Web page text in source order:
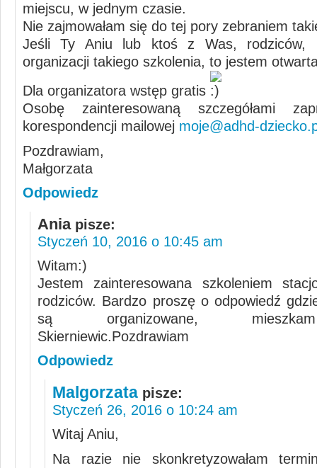
miejscu, w jednym czasie.
Nie zajmowałam się do tej pory zebraniem
Jeśli Ty Aniu lub ktoś z Was, rodziców,
organizacji takiego szkolenia, to jestem
Dla organizatora wstęp gratis
Osobę zainteresowaną szczegółami
korespondencji mailowej moje@adhd-
Pozdrawiam,
Małgorzata
Odpowiedz
Ania pisze:
Styczeń 10, 2016 o 10:45 am
Witam:)
Jestem zainteresowana szkoleniem
rodziców. Bardzo proszę o odpowiedź
są organizowane,
Skierniewic.Pozdrawiam
Odpowiedz
Malgorzata pisze:
Styczeń 26, 2016 o 10:24 am
Witaj Aniu,
Na razie nie skonkretyzowałam